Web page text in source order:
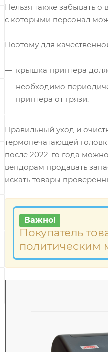
Нельзя также забывать о
с которыми персонал
Поэтому для
крышка принтера
необходимо
принтера от грязи.
Правильный уход и
термопечатающей
после 2022-го года
вендорам продавать
искать товары
Важно!
Покупатель
политическим